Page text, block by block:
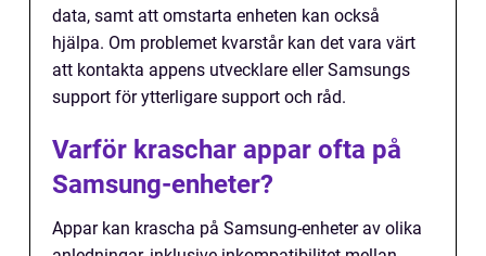
data, samt att omstarta enheten kan också
hjälpa. Om problemet kvarstår kan det vara värt
att kontakta appens utvecklare eller Samsungs
support för ytterligare support och råd.
Varför kraschar appar ofta på
Samsung-enheter?
Appar kan krascha på Samsung-enheter av olika